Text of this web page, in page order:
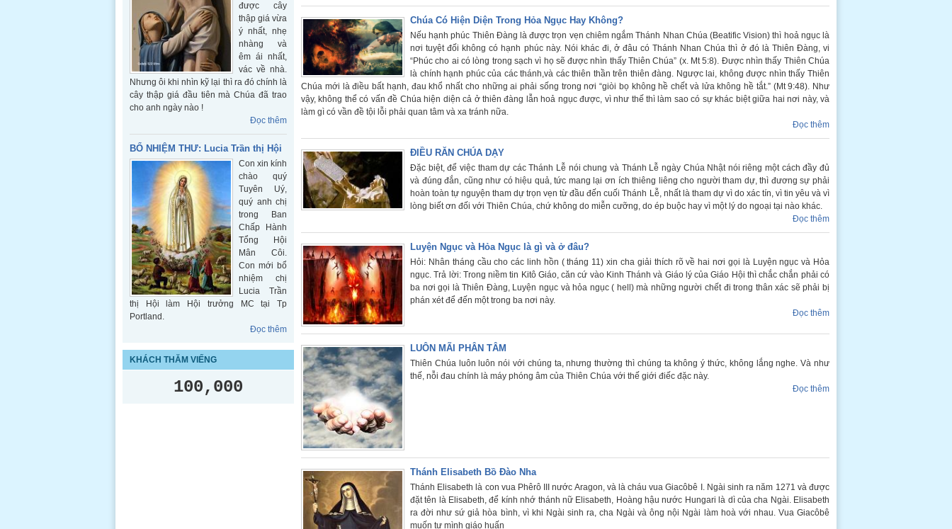
được cây
thập giá vừa
ý nhất, nhẹ
nhàng và
êm ái nhất,
vác về nhà.
Nhưng ôi khi nhìn kỹ lại thì ra đó chính là
cây thập giá đầu tiên mà Chúa đã trao
cho anh ngày nào !
Đọc thêm
BỔ NHIỆM THƯ: Lucia Trần thị Hội
Con xin kính
chào quý
Tuyên Uý,
quý anh chị
trong Ban
Chấp Hành
Tổng Hội
Mân Côi.
Con mới bổ
nhiệm chị
Lucia Trần
thị Hội làm Hội trưởng MC tại Tp
Portland.
Đọc thêm
KHÁCH THĂM VIẾNG
100,000
Chúa Có Hiện Diện Trong Hỏa Ngục Hay Không?
Nếu hạnh phúc Thiên Đàng là được trọn vẹn chiêm ngắm Thánh Nhan Chúa (Beatific Vision) thì hoả ngục là
nơi tuyệt đối không có hạnh phúc này. Nói khác đi, ở đâu có Thánh Nhan Chúa thì ở đó là Thiên Đàng, vi
“Phúc cho ai có lòng trong sạch vì họ sẽ được nhìn thấy Thiên Chúa” (x. Mt 5:8). Được nhìn thấy Thiên Chúa
là chính hạnh phúc của các thánh,và các thiên thần trên thiên đàng. Ngược lai, không được nhìn thấy Thiên
Chúa mới là điều bất hạnh, đau khổ nhất cho những ai phải sống trong nơi “giòi bọ không hề chết và lửa không hề tắt.” (Mt 9:48). Như
vậy, không thể có vấn đề Chúa hiện diện cả ở thiên đàng lẫn hoả ngục được, vì như thế thì làm sao có sự khác biệt giữa hai nơi này, và
làm gì có vần đề tội lỗi phải quan tâm và xa tránh nữa.
Đọc thêm
ĐIỀU RĂN CHÚA DẠY
Đặc biệt, để việc tham dự các Thánh Lễ nói chung và Thánh Lễ ngày Chúa Nhật nói riêng một cách đầy đủ
và đúng đắn, cũng như có hiệu quả, tức mang lại ơn ích thiêng liêng cho người tham dự, thì đương sự phải
hoàn toàn tự nguyện tham dự trọn vẹn từ đầu đến cuối Thánh Lễ, nhất là tham dự vì do xác tín, vì tin yêu và vì
lòng biết ơn đối với Thiên Chúa, chứ không do miễn cưỡng, do ép buộc hay vì một lý do ngoại tại nào khác.
Đọc thêm
Luyện Ngục và Hỏa Ngục là gì và ở đâu?
Hỏi: Nhân tháng cầu cho các linh hồn ( tháng 11) xin cha giải thích rõ về hai nơi gọi là Luyện ngục và Hỏa
ngục. Trả lời: Trong niềm tin Kitô Giáo, căn cứ vào Kinh Thánh và Giáo lý của Giáo Hội thì chắc chắn phải có
ba nơi gọi là Thiên Đàng, Luyện ngục và hỏa ngục ( hell) mà những người chết đi trong thân xác sẽ phải bị
phán xét để đến một trong ba nơi này.
Đọc thêm
LUÔN MÃI PHÂN TÂM
Thiên Chúa luôn luôn nói với chúng ta, nhưng thường thì chúng ta không ý thức, không lắng nghe. Và như
thế, nỗi đau chính là máy phóng âm của Thiên Chúa với thế giới điếc đặc này.
Đọc thêm
Thánh Elisabeth Bồ Đào Nha
Thánh Elisabeth là con vua Phêrô III nước Aragon, và là cháu vua Giacôbê I. Ngài sinh ra năm 1271 và được
đặt tên là Elisabeth, để kính nhớ thánh nữ Elisabeth, Hoàng hậu nước Hungari là dì của cha Ngài. Elisabeth
ra đời như sứ giả hòa bình, vì khi Ngài sinh ra, cha Ngài và ông nội Ngài làm hoà với nhau. Vua Giacôbê
muốn tự mình giáo huấn